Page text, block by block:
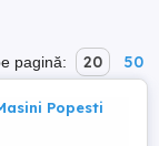
pagină: 20 50
Popesti